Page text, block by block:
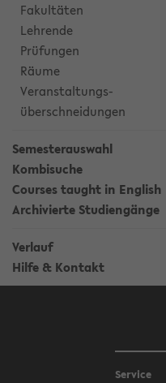
Fakultäten
Lehrende
Prüfungen
Räume
Veranstaltungs-
überschneidungen
Semesterauswahl
Kombisuche
Courses taught in English
Archivierte Studiengänge
Verlauf
Hilfe & Kontakt
Service